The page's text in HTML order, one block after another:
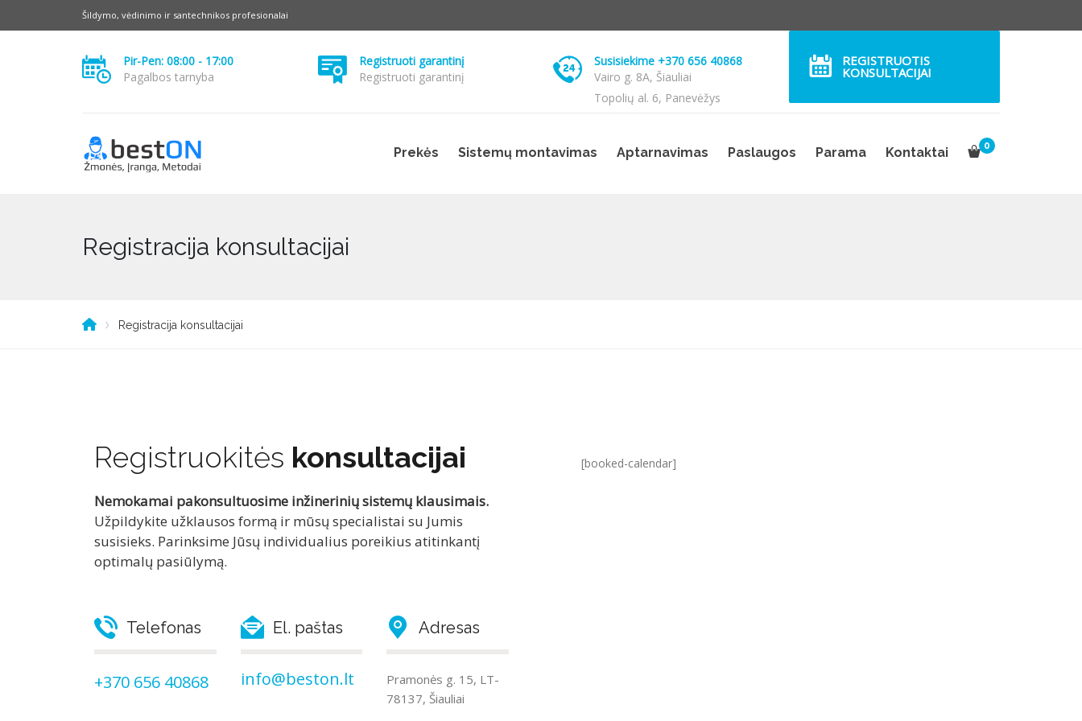
Šildymo, vėdinimo ir santechnikos profesionalai
Pir-Pen: 08:00 - 17:00
Pagalbos tarnyba
Registruoti garantinį
Registruoti garantinį
Susisiekime +370 656 40868
Vairo g. 8A, Šiauliai
Topolių al. 6, Panevėžys
REGISTRUOTIS
KONSULTACIJAI
Prekės Sistemų montavimas Aptarnavimas Paslaugos Parama Kontaktai 0
Registracija konsultacijai
Registracija konsultacijai
Registruokitės konsultacijai
Nemokamai pakonsultuosime inžinerinių sistemų klausimais.
Užpildykite užklausos formą ir mūsų specialistai su Jumis
susisieks. Parinksime Jūsų individualius poreikius atitinkantį
optimalų pasiūlymą.
Telefonas
+370 656 40868
El. paštas
info@beston.lt
Adresas
Pramonės g. 15, LT-
78137, Šiauliai
[booked-calendar]